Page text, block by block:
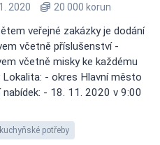
2020 20 000 korun
veřejné zakázky je dodání
včetně příslušenství -
včetně misky ke každému
- okres Hlavní město
- 18. 11. 2020 v 9:00
potřeby